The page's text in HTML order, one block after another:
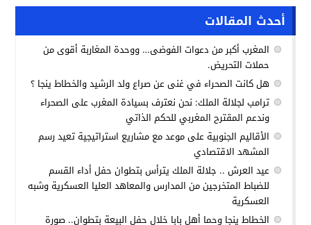
أحدث المقالات
المغرب أكبر من دعوات الفوضى… ووحدة المغاربة أقوى من
حملات التحريض.
هل كانت الصحراء في غنى عن صراع ولد الرشيد والخطاط ينجا ؟
ترامب لجلالة الملك: نحن نعترف بسيادة المغرب على الصحراء
وندعم المقترح المغربي للحكم الذاتي
الأقاليم الجنوبية على موعد مع مشاريع استراتيجية تعيد رسم
المشهد الاقتصادي
عيد العرش .. جلالة الملك يترأس بتطوان حفل أداء القسم
للضباط المتخرجين من المدارس والمعاهد العليا العسكرية وشبه
العسكرية
الخطاط ينجا وحما أهل بابا خلال حفل البيعة بتطوان.. صورة